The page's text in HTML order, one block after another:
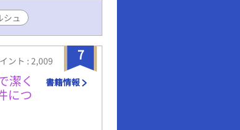
シュ
7
ント : 2,009
潔く
につ
書籍情報